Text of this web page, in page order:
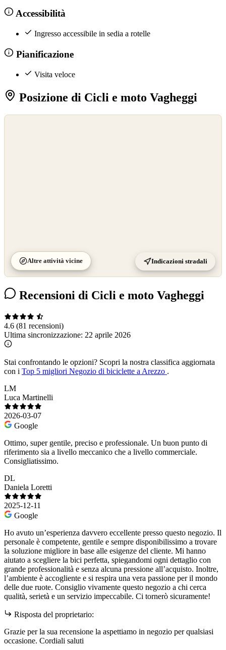
Accessibilità
Ingresso accessibile in sedia a rotelle
Pianificazione
Visita veloce
Posizione di Cicli e moto Vagheggi
Altre attività vicine Indicazioni stradali
Recensioni di Cicli e moto Vagheggi
4.6 (81 recensioni)
Ultima sincronizzazione: 22 aprile 2026
Stai confrontando le opzioni? Scopri la nostra classifica aggiornata
con i Top 5 migliori Negozio di biciclette a Arezzo .
LM
Luca Martinelli
2026-03-07
Google
Ottimo, super gentile, preciso e professionale. Un buon punto di
riferimento sia a livello meccanico che a livello commerciale.
Consigliatissimo.
DL
Daniela Loretti
2025-12-11
Google
Ho avuto un’esperienza davvero eccellente presso questo negozio. Il
personale è competente, gentile e sempre disponibilissimo a trovare
la soluzione migliore in base alle esigenze del cliente. Mi hanno
aiutato a scegliere la bici perfetta, spiegandomi ogni dettaglio con
grande professionalità e senza alcuna pressione all’acquisto. Inoltre,
l’ambiente è accogliente e si respira una vera passione per il mondo
delle due ruote. Consiglio vivamente questo negozio a chi cerca
qualità, serietà e un servizio impeccabile. Ci tornerò sicuramente!
Risposta del proprietario:
Grazie per la sua recensione la aspettiamo in negozio per qualsiasi
occasione. Cordiali saluti